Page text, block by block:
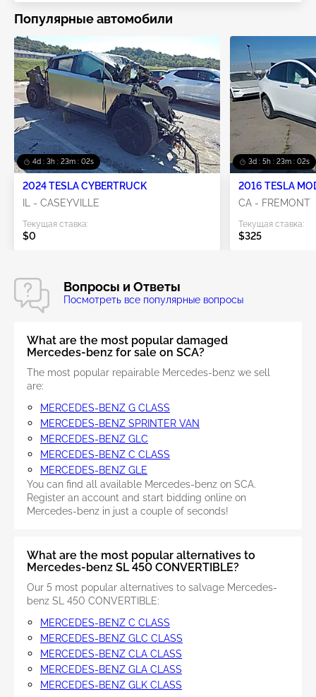
Популярные автомобили
4d : 3h : 23m : 01s
2024 TESLA CYBERTRUCK
IL - CASEYVILLE
Текущая ставка:
$0
3d : 5h : 23m : 01s
2016 TESLA
CA - FREMONT
Текущая ставка:
$325
Вопросы и Ответы
Посмотреть все популярные вопросы
What are the most popular damaged
Mercedes-benz for sale on SCA?
The most popular repairable Mercedes-benz we sell
are:
MERCEDES-BENZ G CLASS
MERCEDES-BENZ SPRINTER VAN
MERCEDES-BENZ GLC
MERCEDES-BENZ C CLASS
MERCEDES-BENZ GLE
You can find all available Mercedes-benz on SCA.
Register an account and start bidding online on
Mercedes-benz in just a couple of seconds!
What are the most popular alternatives to
Mercedes-benz SL 450 CONVERTIBLE?
Our 5 most popular alternatives to salvage Mercedes-
benz SL 450 CONVERTIBLE:
MERCEDES-BENZ C CLASS
MERCEDES-BENZ GLC CLASS
MERCEDES-BENZ CLA CLASS
MERCEDES-BENZ GLA CLASS
MERCEDES-BENZ GLK CLASS